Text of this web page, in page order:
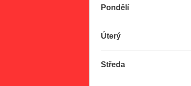
Pondělí
Úterý
Středa